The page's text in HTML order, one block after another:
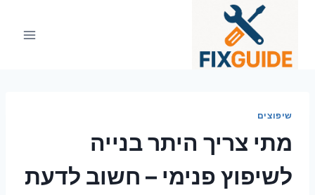
שיפוצים
מתי צריך היתר בנייה
לשיפוץ פנימי – חשוב לדעת